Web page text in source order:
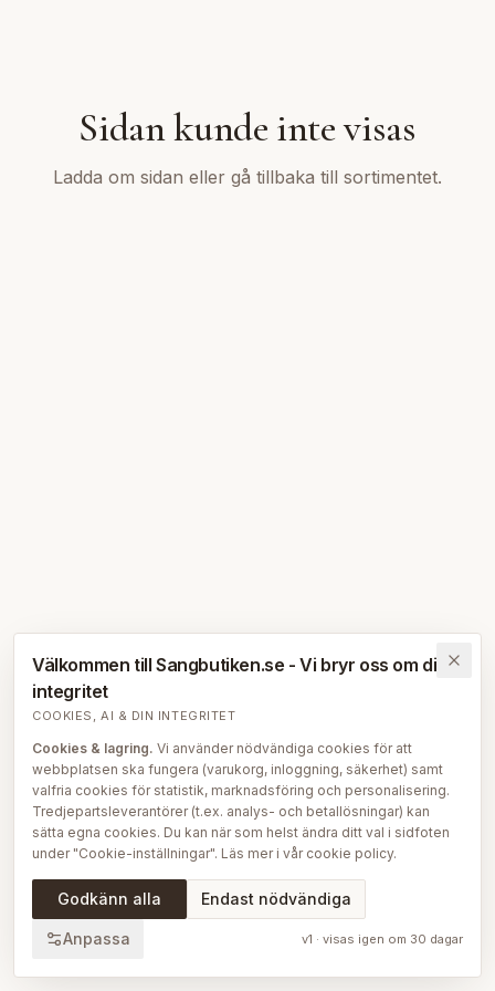
Sidan kunde inte visas
Ladda om sidan eller gå tillbaka till sortimentet.
Välkommen till Sangbutiken.se - Vi bryr oss om din
integritet
COOKIES, AI & DIN INTEGRITET
Cookies & lagring. Vi använder nödvändiga cookies för att
webbplatsen ska fungera (varukorg, inloggning, säkerhet) samt
valfria cookies för statistik, marknadsföring och personalisering.
Tredjepartsleverantörer (t.ex. analys- och betallösningar) kan
sätta egna cookies. Du kan när som helst ändra ditt val i sidfoten
under "Cookie-inställningar". Läs mer i vår cookie policy.
AI på Sängbutiken.För att ge dig en bättre upplevelse använder
vi delvis AI-teknik — bl.a. för smartare sök- och
att skapa, översätta och redigera delar av vårt redaktionella
Godkänn alla Endast nödvändiga
Anpassa v1 · visas igen om 30 dagar